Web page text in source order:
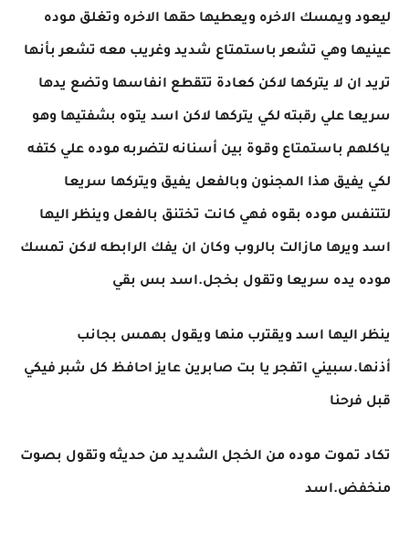
ليعود ويمسك الاخره ويعطيها حقها الاخره وتغلق موده
عينيها وهي تشعر باستمتاع شديد وغريب معه تشعر بأنها
تريد ان لا يتركها لاكن كعادة تتقطع انفاسها وتضع يدها
سريعا علي رقبته لكي يتركها لاكن اسد يتوه بشفتيها وهو
ياكلهم باستمتاع وقوة بين أسنانه لتضربه موده علي كتفه
لكي يفيق هذا المجنون وبالفعل يفيق ويتركها سريعا
لتتنفس موده بقوه فهي كانت تختنق بالفعل وينظر اليها
اسد ويرها مازالت بالروب وكان ان يفك الرابطه لاكن تمسك
موده يده سريعا وتقول بخجل.اسد بس بقي
ينظر اليها اسد ويقترب منها ويقول بهمس بجانب
أذنها.سبيني اتفجر يا بت صابرين عايز احافظ كل شبر فيكي
قبل فرحنا
تكاد تموت موده من الخجل الشديد من حديثه وتقول بصوت
منخفض.اسد